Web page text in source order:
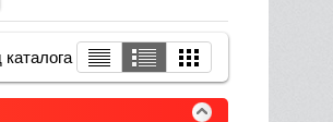
каталога